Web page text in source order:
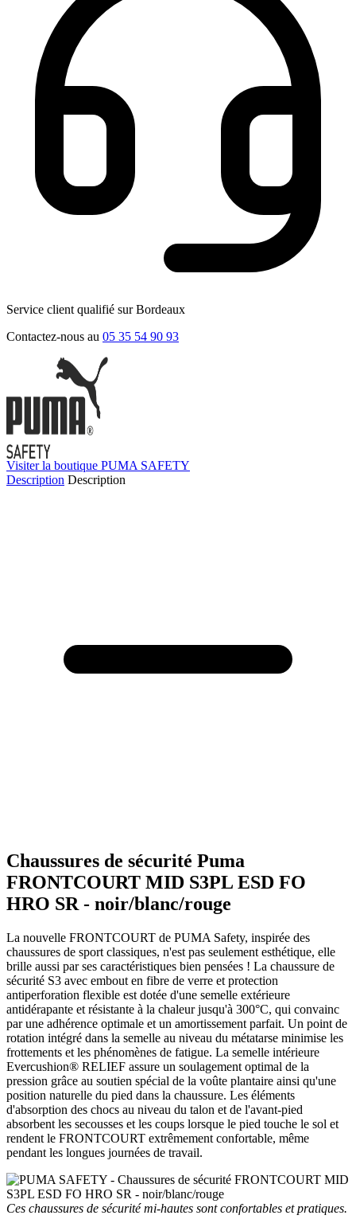
Service client qualifié sur Bordeaux
Contactez-nous au 05 35 54 90 93
Visiter la boutique PUMA SAFETY
Description Description
Chaussures de sécurité Puma
FRONTCOURT MID S3PL ESD FO
HRO SR - noir/blanc/rouge
La nouvelle FRONTCOURT de PUMA Safety, inspirée des
chaussures de sport classiques, n'est pas seulement esthétique, elle
brille aussi par ses caractéristiques bien pensées ! La chaussure de
sécurité S3 avec embout en fibre de verre et protection
antiperforation flexible est dotée d'une semelle extérieure
antidérapante et résistante à la chaleur jusqu'à 300°C, qui convainc
par une adhérence optimale et un amortissement parfait. Un point de
rotation intégré dans la semelle au niveau du métatarse minimise les
frottements et les phénomènes de fatigue. La semelle intérieure
Evercushion® RELIEF assure un soulagement optimal de la
pression grâce au soutien spécial de la voûte plantaire ainsi qu'une
position naturelle du pied dans la chaussure. Les éléments
d'absorption des chocs au niveau du talon et de l'avant-pied
absorbent les secousses et les coups lorsque le pied touche le sol et
rendent le FRONTCOURT extrêmement confortable, même
pendant les longues journées de travail.
Ces chaussures de sécurité mi-hautes sont confortables et pratiques.